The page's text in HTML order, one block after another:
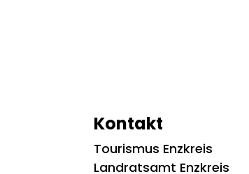
Kontakt
Tourismus Enzkreis
Landratsamt Enzkreis